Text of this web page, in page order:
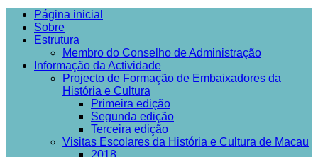
Página inicial
Sobre
Estrutura
Membro do Conselho de Administração
Informação da Actividade
Projecto de Formação de Embaixadores da
História e Cultura
Primeira edição
Segunda edição
Terceira edição
Visitas Escolares da História e Cultura de Macau
2018